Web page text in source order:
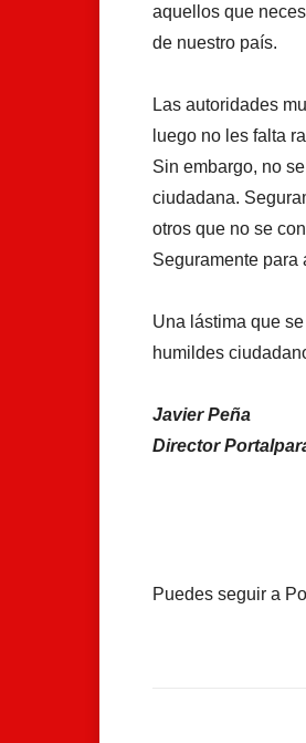
aquellos que
de nuestro país.
Las autoridades
luego no les falta
Sin embargo, no
ciudadana.
otros que no se
Seguramente para
Una lástima que
humildes
Javier Peña
Director
Puedes seguir a